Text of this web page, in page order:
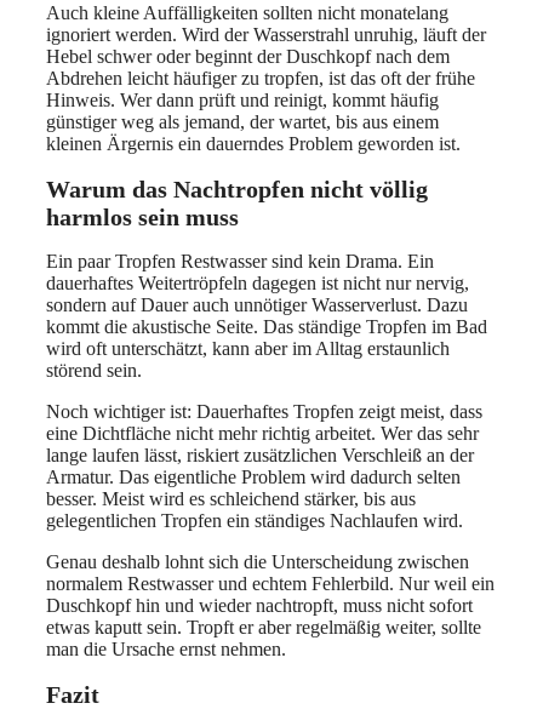
Auch kleine Auffälligkeiten sollten nicht monatelang
ignoriert werden. Wird der Wasserstrahl unruhig, läuft der
Hebel schwer oder beginnt der Duschkopf nach dem
Abdrehen leicht häufiger zu tropfen, ist das oft der frühe
Hinweis. Wer dann prüft und reinigt, kommt häufig
günstiger weg als jemand, der wartet, bis aus einem
kleinen Ärgernis ein dauerndes Problem geworden ist.
Warum das Nachtropfen nicht völlig
harmlos sein muss
Ein paar Tropfen Restwasser sind kein Drama. Ein
dauerhaftes Weitertröpfeln dagegen ist nicht nur nervig,
sondern auf Dauer auch unnötiger Wasserverlust. Dazu
kommt die akustische Seite. Das ständige Tropfen im Bad
wird oft unterschätzt, kann aber im Alltag erstaunlich
störend sein.
Noch wichtiger ist: Dauerhaftes Tropfen zeigt meist, dass
eine Dichtfläche nicht mehr richtig arbeitet. Wer das sehr
lange laufen lässt, riskiert zusätzlichen Verschleiß an der
Armatur. Das eigentliche Problem wird dadurch selten
besser. Meist wird es schleichend stärker, bis aus
gelegentlichen Tropfen ein ständiges Nachlaufen wird.
Genau deshalb lohnt sich die Unterscheidung zwischen
normalem Restwasser und echtem Fehlerbild. Nur weil ein
Duschkopf hin und wieder nachtropft, muss nicht sofort
etwas kaputt sein. Tropft er aber regelmäßig weiter, sollte
man die Ursache ernst nehmen.
Fazit